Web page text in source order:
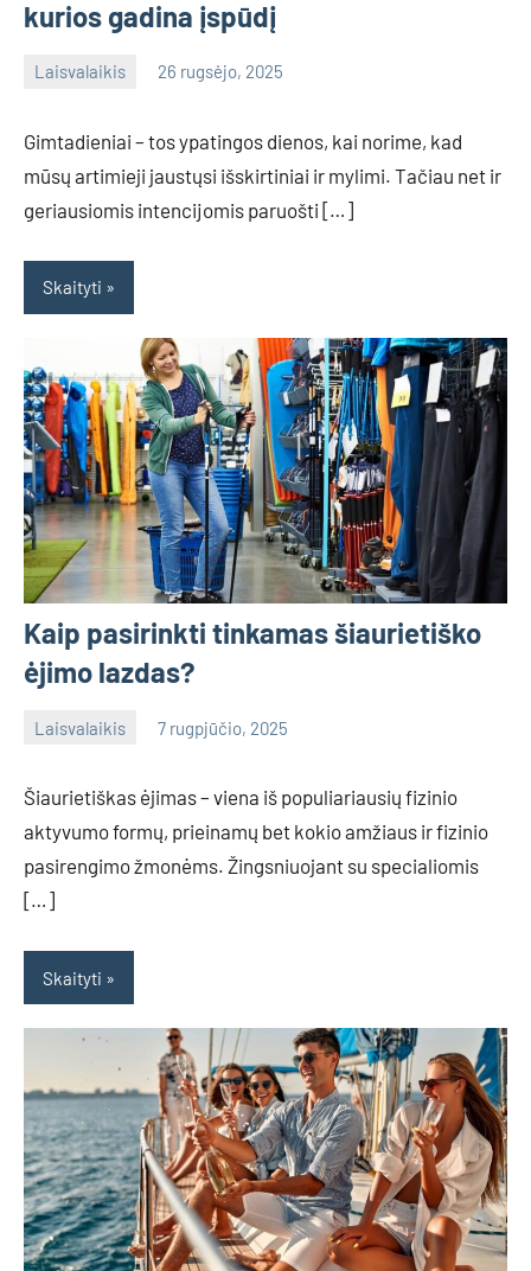
kurios gadina įspūdį
Laisvalaikis 26 rugsėjo, 2025
Gimtadieniai – tos ypatingos dienos, kai norime, kad
mūsų artimieji jaustųsi išskirtiniai ir mylimi. Tačiau net ir
geriausiomis intencijomis paruošti […]
Skaityti
Kaip pasirinkti tinkamas šiaurietiško
ėjimo lazdas?
Laisvalaikis 7 rugpjūčio, 2025
Šiaurietiškas ėjimas – viena iš populiariausių fizinio
aktyvumo formų, prieinamų bet kokio amžiaus ir fizinio
pasirengimo žmonėms. Žingsniuojant su specialiomis
[…]
Skaityti